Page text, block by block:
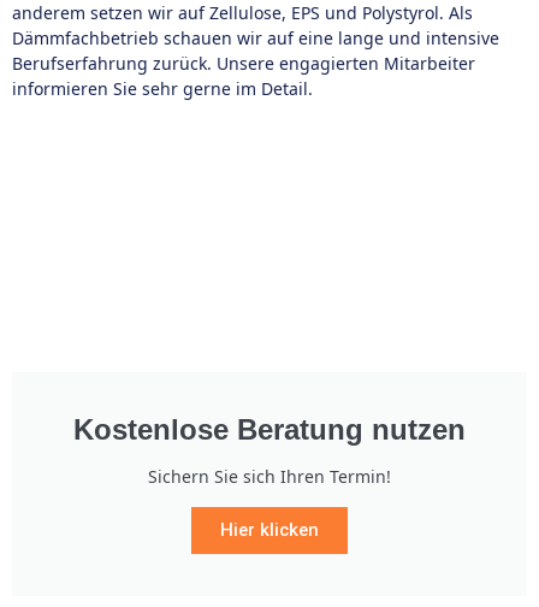
anderem setzen wir auf Zellulose, EPS und Polystyrol. Als
Dämmfachbetrieb schauen wir auf eine lange und intensive
Berufserfahrung zurück. Unsere engagierten Mitarbeiter
informieren Sie sehr gerne im Detail.
Kostenlose Beratung nutzen
Sichern Sie sich Ihren Termin!
Hier klicken